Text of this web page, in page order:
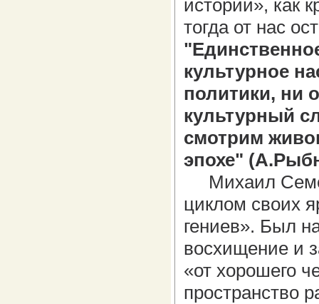
истории», как
тогда от нас
культурное
политики, ни
культурный
смотрим
эпохе"
Михаил
циклом своих
гениев». Был
восхищение и
«от хорошего
пространство